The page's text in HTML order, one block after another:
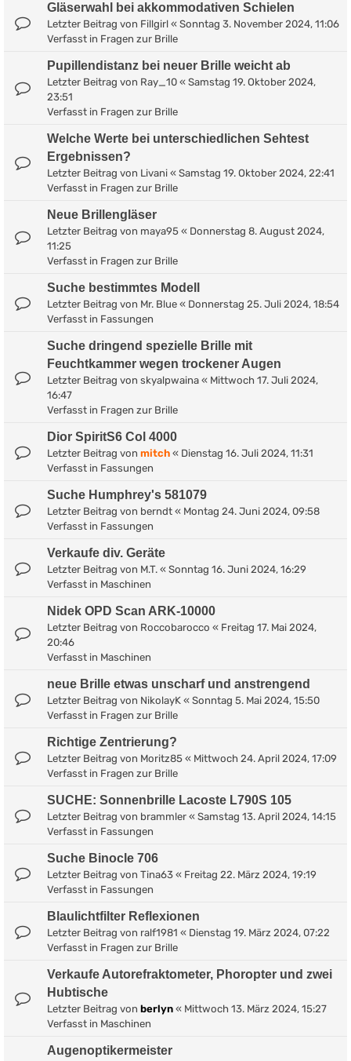
Gläserwahl bei akkommodativen Schielen
Letzter Beitrag von Fillgirl « Sonntag 3. November 2024, 11:06
Verfasst in Fragen zur Brille
Pupillendistanz bei neuer Brille weicht ab
Letzter Beitrag von Ray_10 « Samstag 19. Oktober 2024,
23:51
Verfasst in Fragen zur Brille
Welche Werte bei unterschiedlichen Sehtest
Ergebnissen?
Letzter Beitrag von Livani « Samstag 19. Oktober 2024, 22:41
Verfasst in Fragen zur Brille
Neue Brillengläser
Letzter Beitrag von maya95 « Donnerstag 8. August 2024,
11:25
Verfasst in Fragen zur Brille
Suche bestimmtes Modell
Letzter Beitrag von Mr. Blue « Donnerstag 25. Juli 2024, 18:54
Verfasst in Fassungen
Suche dringend spezielle Brille mit
Feuchtkammer wegen trockener Augen
Letzter Beitrag von skyalpwaina « Mittwoch 17. Juli 2024,
16:47
Verfasst in Fragen zur Brille
Dior SpiritS6 Col 4000
Letzter Beitrag von mitch « Dienstag 16. Juli 2024, 11:31
Verfasst in Fassungen
Suche Humphrey's 581079
Letzter Beitrag von berndt « Montag 24. Juni 2024, 09:58
Verfasst in Fassungen
Verkaufe div. Geräte
Letzter Beitrag von M.T. « Sonntag 16. Juni 2024, 16:29
Verfasst in Maschinen
Nidek OPD Scan ARK-10000
Letzter Beitrag von Roccobarocco « Freitag 17. Mai 2024,
20:46
Verfasst in Maschinen
neue Brille etwas unscharf und anstrengend
Letzter Beitrag von NikolayK « Sonntag 5. Mai 2024, 15:50
Verfasst in Fragen zur Brille
Richtige Zentrierung?
Letzter Beitrag von Moritz85 « Mittwoch 24. April 2024, 17:09
Verfasst in Fragen zur Brille
SUCHE: Sonnenbrille Lacoste L790S 105
Letzter Beitrag von brammler « Samstag 13. April 2024, 14:15
Verfasst in Fassungen
Suche Binocle 706
Letzter Beitrag von Tina63 « Freitag 22. März 2024, 19:19
Verfasst in Fassungen
Blaulichtfilter Reflexionen
Letzter Beitrag von ralf1981 « Dienstag 19. März 2024, 07:22
Verfasst in Fragen zur Brille
Verkaufe Autorefraktometer, Phoropter und zwei
Hubtische
Letzter Beitrag von berlyn « Mittwoch 13. März 2024, 15:27
Verfasst in Maschinen
Augenoptikermeister